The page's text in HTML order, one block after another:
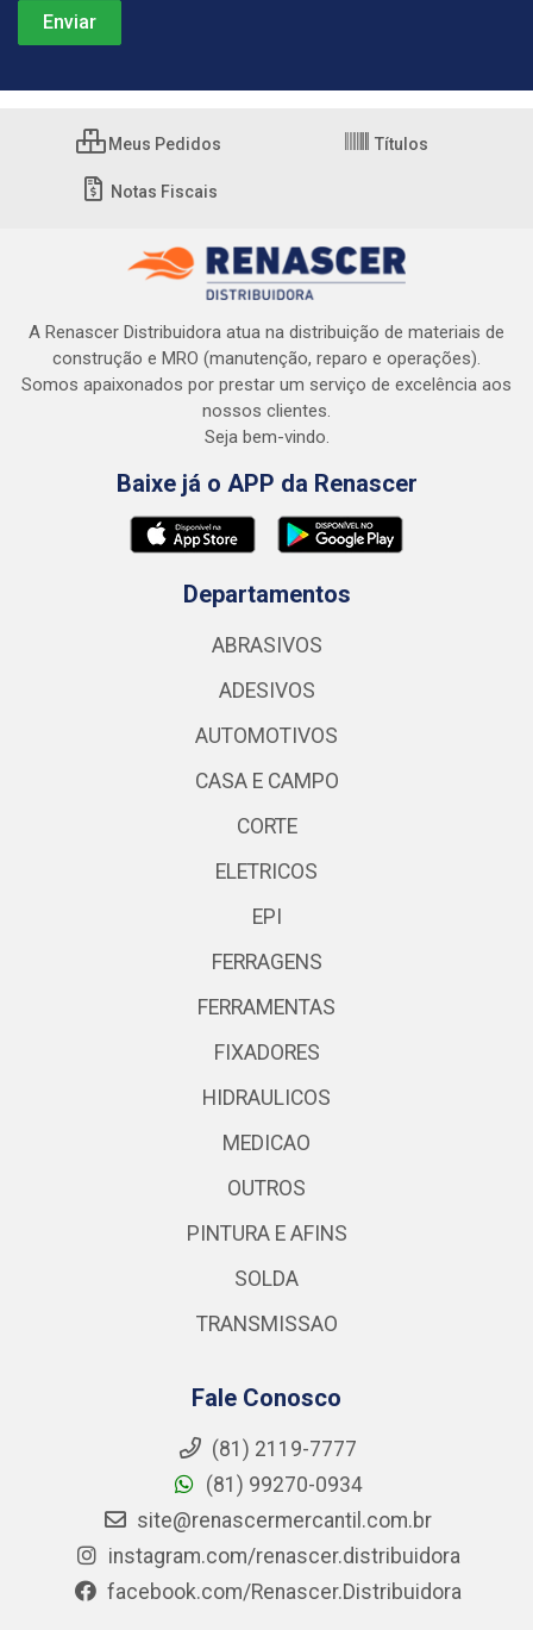
Meus Pedidos Títulos
Notas Fiscais
A Renascer Distribuidora atua na distribuição de materiais de
construção e MRO (manutenção, reparo e operações).
Somos apaixonados por prestar um serviço de excelência aos
nossos clientes.
Seja bem-vindo.
Baixe já o APP da Renascer
Departamentos
ABRASIVOS
ADESIVOS
AUTOMOTIVOS
CASA E CAMPO
CORTE
ELETRICOS
EPI
FERRAGENS
FERRAMENTAS
FIXADORES
HIDRAULICOS
MEDICAO
OUTROS
PINTURA E AFINS
SOLDA
TRANSMISSAO
Fale Conosco
(81) 2119-7777
(81) 99270-0934
site@renascermercantil.com.br
instagram.com/renascer.distribuidora
facebook.com/Renascer.Distribuidora